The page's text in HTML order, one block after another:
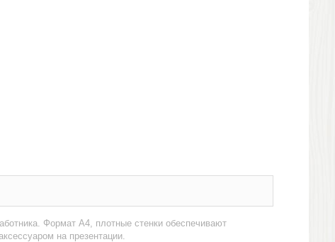
Формат А4, плотные стенки обеспечивают
на презентации.